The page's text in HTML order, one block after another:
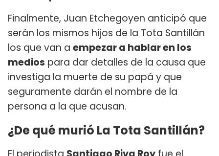
Finalmente, Juan Etchegoyen anticipó que
serán los mismos hijos de la Tota Santillán
los que van a empezar a hablar en los
medios para dar detalles de la causa que
investiga la muerte de su papá y que
seguramente darán el nombre de la
persona a la que acusan.
¿De qué murió La Tota Santillán?